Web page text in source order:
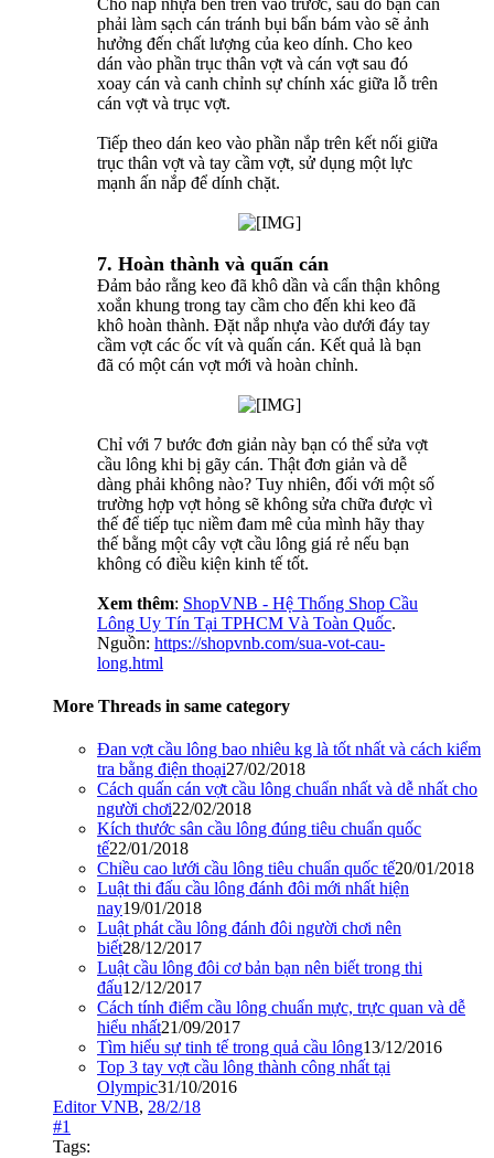
phải làm sạch cán tránh bụi bẩn bám vào sẽ ảnh
hưởng đến chất lượng của keo dính. Cho keo
dán vào phần trục thân vợt và cán vợt sau đó
xoay cán và canh chỉnh sự chính xác giữa lỗ trên
cán vợt và trục vợt.
Tiếp theo dán keo vào phần nắp trên kết nối giữa
trục thân vợt và tay cầm vợt, sử dụng một lực
mạnh ấn nắp để dính chặt.
7. Hoàn thành và quấn cán
Đảm bảo rằng keo đã khô dần và cẩn thận không
xoắn khung trong tay cầm cho đến khi keo đã
khô hoàn thành. Đặt nắp nhựa vào dưới đáy tay
cầm vợt các ốc vít và quấn cán. Kết quả là bạn
đã có một cán vợt mới và hoàn chỉnh.
Chỉ với 7 bước đơn giản này bạn có thể sửa vợt
cầu lông khi bị gãy cán. Thật đơn giản và dễ
dàng phải không nào? Tuy nhiên, đối với một số
trường hợp vợt hỏng sẽ không sửa chữa được vì
thế để tiếp tục niềm đam mê của mình hãy thay
thế bằng một cây vợt cầu lông giá rẻ nếu bạn
không có điều kiện kinh tế tốt.
Xem thêm: ShopVNB - Hệ Thống Shop Cầu
Lông Uy Tín Tại TPHCM Và Toàn Quốc.
Nguồn: https://shopvnb.com/sua-vot-cau-
long.html
More Threads in same category
Đan vợt cầu lông bao nhiêu kg là tốt nhất và cách kiểm
tra bằng điện thoại27/02/2018
Cách quấn cán vợt cầu lông chuẩn nhất và dễ nhất cho
người chơi22/02/2018
Kích thước sân cầu lông đúng tiêu chuẩn quốc
tế22/01/2018
Chiều cao lưới cầu lông tiêu chuẩn quốc tế20/01/2018
Luật thi đấu cầu lông đánh đôi mới nhất hiện
nay19/01/2018
Luật phát cầu lông đánh đôi người chơi nên
biết28/12/2017
Luật cầu lông đôi cơ bản bạn nên biết trong thi
đấu12/12/2017
Cách tính điểm cầu lông chuẩn mực, trực quan và dễ
hiểu nhất21/09/2017
Tìm hiểu sự tinh tế trong quả cầu lông13/12/2016
Top 3 tay vợt cầu lông thành công nhất tại
Olympic31/10/2016
Editor VNB, 28/2/18
#1
Tags: